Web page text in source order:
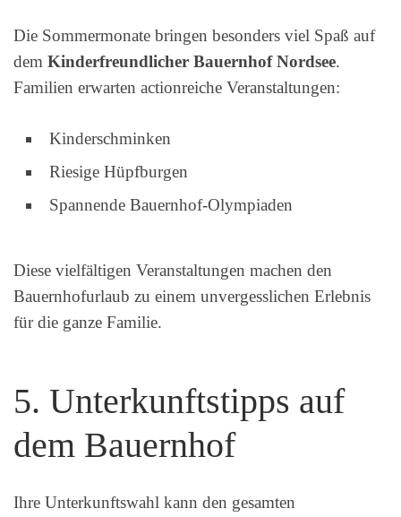
Die Sommermonate bringen besonders viel Spaß auf
dem Kinderfreundlicher Bauernhof Nordsee.
Familien erwarten actionreiche Veranstaltungen:
Kinderschminken
Riesige Hüpfburgen
Spannende Bauernhof-Olympiaden
Diese vielfältigen Veranstaltungen machen den
Bauernhofurlaub zu einem unvergesslichen Erlebnis
für die ganze Familie.
5. Unterkunftstipps auf
dem Bauernhof
Ihre Unterkunftswahl kann den gesamten